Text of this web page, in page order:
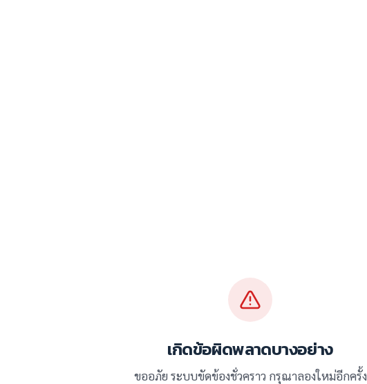
เกิดข้อผิดพลาดบางอย่าง
ขออภัย ระบบขัดข้องชั่วคราว กรุณาลองใหม่อีกครั้ง